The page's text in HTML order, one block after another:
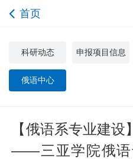
首页
科研动态 申报项目信息
俄语中心
【俄语系专业建
——三亚学院俄语